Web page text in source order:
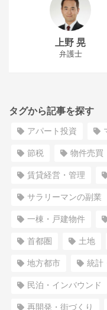
上野 晃
弁護士
タグから記事を探す
アパート投資
節税 物件売買
賃貸経営・管理
サラリーマンの副業
一棟・戸建物件
首都圏 土地
地方都市 統計
民泊・インバウンド
再開発・街づくり